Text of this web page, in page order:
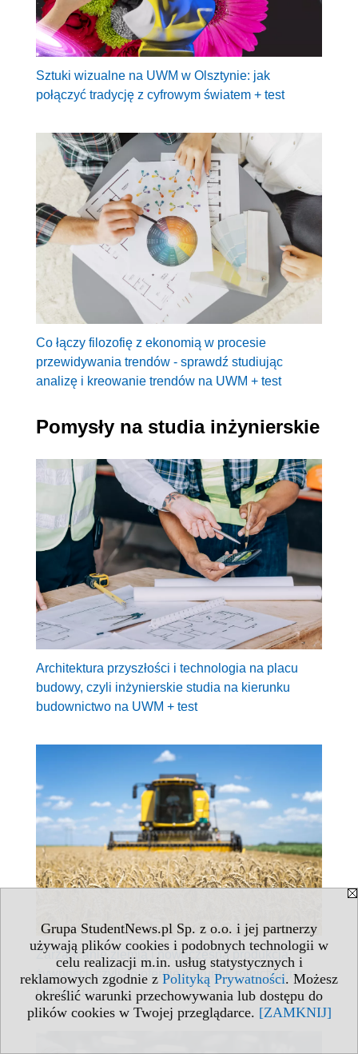
Grupa StudentNews.pl Sp. z o.o. i jej partnerzy
używają plików cookies i podobnych technologii w
celu realizacji m.in. usług statystycznych i
reklamowych zgodnie z Polityką Prywatności. Możesz
określić warunki przechowywania lub dostępu do
plików cookies w Twojej przeglądarce. [ZAMKNIJ]
Sztuki wizualne na UWM w Olsztynie: jak
połączyć tradycję z cyfrowym światem + test
Co łączy filozofię z ekonomią w procesie
przewidywania trendów - sprawdź studiując
analizę i kreowanie trendów na UWM + test
Pomysły na studia inżynierskie
Architektura przyszłości i technologia na placu
budowy, czyli inżynierskie studia na kierunku
budownictwo na UWM + test
Zarządzanie ziemią i nowoczesna produkcja
żywności, czyli co oferuje kierunek rolnictwo na
UWM + test